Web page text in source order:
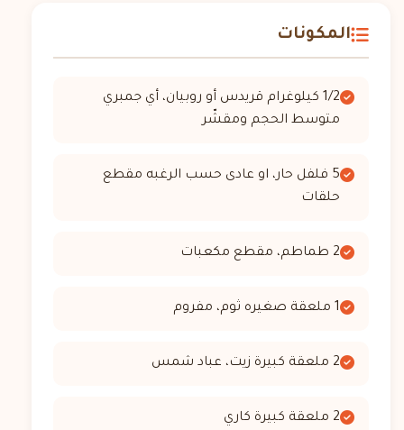
المكونات
1/2 كيلوغرام قريدس أو روبيان، أي جمبري
متوسط الحجم ومقشّر
5 فلفل حار، او عادى حسب الرغبه مقطع
حلقات
2 طماطم، مقطع مكعبات
1 ملعقة صغيره ثوم، مفروم
2 ملعقة كبيرة زيت، عباد شمس
2 ملعقة كبيرة كاري